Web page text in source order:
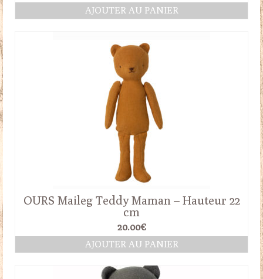
AJOUTER AU PANIER
OURS Maileg Teddy Maman – Hauteur 22
cm
20.00€
AJOUTER AU PANIER